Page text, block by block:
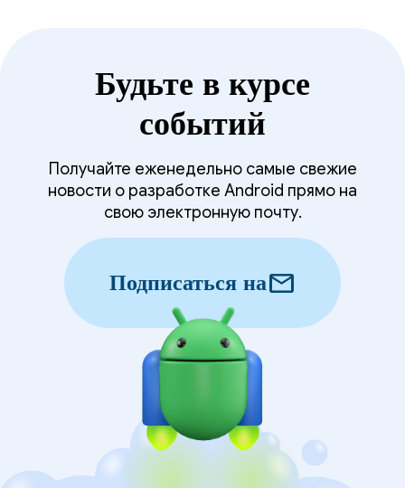
Будьте в курсе
событий
Получайте еженедельно самые свежие
новости о разработке Android прямо на
свою электронную почту.
Подписаться наmail